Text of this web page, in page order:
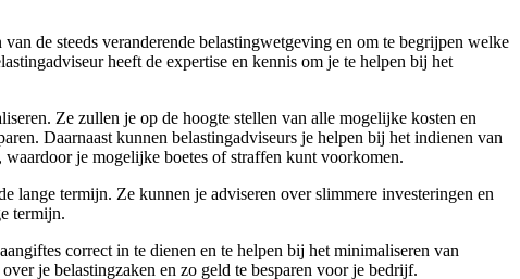
de steeds veranderende belastingwetgeving en om te begrijpen welke
heeft de expertise en kennis om je te helpen bij het
Ze zullen je op de hoogte stellen van alle mogelijke kosten en
Daarnaast kunnen belastingadviseurs je helpen bij het indienen van
je mogelijke boetes of straffen kunt voorkomen.
lange termijn. Ze kunnen je adviseren over slimmere investeringen en
termijn.
correct in te dienen en te helpen bij het minimaliseren van
je belastingzaken en zo geld te besparen voor je bedrijf.